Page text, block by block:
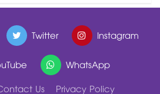
Twitter
Instagram
WhatsApp